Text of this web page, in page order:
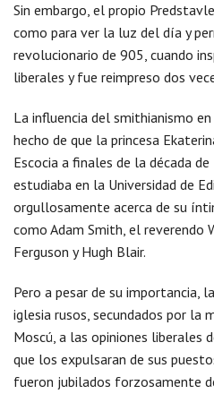
Sin embargo, el propio
como para ver la luz del día y
revolucionario de 905, cuando
liberales y fue reimpreso dos
La influencia del smithianismo
hecho de que la princesa
Escocia a finales de la década
estudiaba en la Universidad de
orgullosamente acerca de su
como Adam Smith, el reverendo
Ferguson y Hugh Blair.
Pero a pesar de su importancia,
iglesia rusos, secundados por la
Moscú, a las opiniones liberales
que los expulsaran de sus
fueron jubilados forzosamente